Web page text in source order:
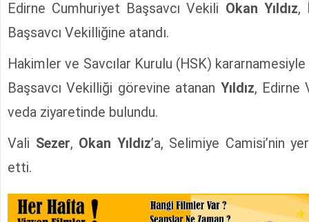
Edirne Cumhuriyet Başsavcı Vekili Okan Yıldız,
Başsavcı Vekilliğine atandı.
Hakimler ve Savcılar Kurulu (HSK)
Başsavcı Vekilliği görevine atanan Yıldız, Edirne
veda ziyaretinde bulundu.
Vali Sezer, Okan Yıldız’a, Selimiye Camisi’nin
etti.